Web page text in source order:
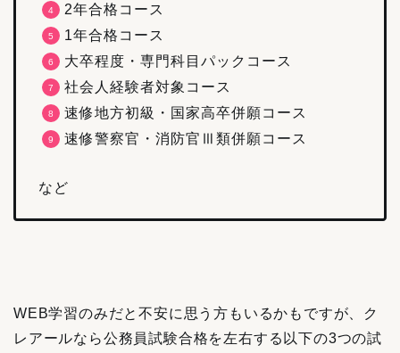
2年合格コース
1年合格コース
大卒程度・専門科目パックコース
社会人経験者対象コース
速修地方初級・国家高卒併願コース
速修警察官・消防官Ⅲ類併願コース
など
WEB学習のみだと不安に思う方もいるかもですが、ク
レアールなら公務員試験合格を左右する以下の3つの試